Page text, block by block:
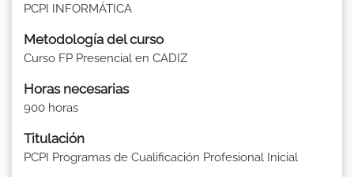
PCPI INFORMÁTICA
Metodología del curso
Curso FP Presencial en CADIZ
Horas necesarias
900 horas
Titulación
PCPI Programas de Cualificación Profesional Inicial